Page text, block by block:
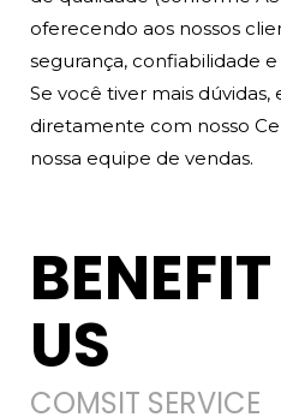
oferecendo aos nossos
segurança, confiabilidade
Se você tiver mais
diretamente com nosso
nossa equipe de vendas.
US
COMSIT SERVICE